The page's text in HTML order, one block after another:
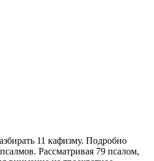
11 кафизму. Подробно
Рассматривая 79 псалом,